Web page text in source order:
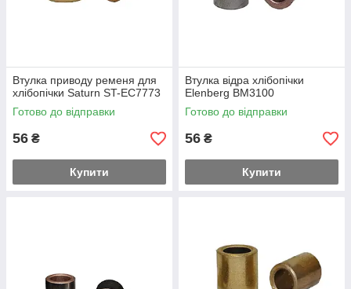
Втулка приводу ременя для
хлібопічки Saturn ST-EC7773
Готово до відправки
56 ₴
Купити
Втулка відра хлібопічки
Elenberg BM3100
Готово до відправки
56 ₴
Купити